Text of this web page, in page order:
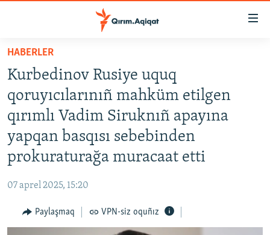
Esas
qaytmaq
Baş
navigatsiyağa
qaytmaq
Qıdıruvğa
qaytmaq
HABERLER
İQTİSADİYAT
MEDENİYET
VİDEO
SÜRET
HABERLER
Kurbedinov Rusiye uquq
qoruyıcılarınıñ mahküm etilgen
qırımlı Vadim Siruknıñ apayına
yapqan basqısı sebebinden
prokuraturağa muracaat etti
07 aprel 2025, 15:20
Paylaşmaq VPN-siz oquñız